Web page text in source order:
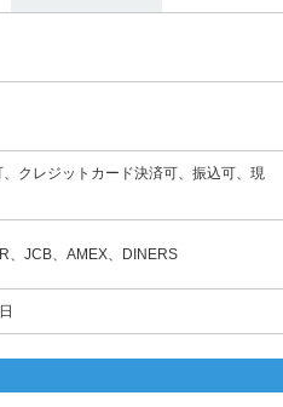
クレジットカード決済可、振込可、現
、JCB、AMEX、DINERS